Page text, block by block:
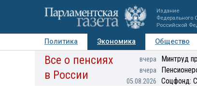
Издание
Федерального
Российской
Политика Экономика Общество
Авторы Персоны Мнения
Все о пенсиях
в России
вчера Минтруд
вчера
05.08.2026 Соцфонд: